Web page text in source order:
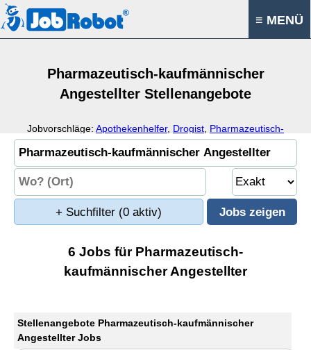
≡ MENÜ
Pharmazeutisch-kaufmännischer
Angestellter Stellenangebote
Jobvorschläge: Apothekenhelfer, Drogist Pharmazeutisch-
kaufmännischer Assistent,Pharmazie
+ Suchfilter (0 aktiv)
6 Jobs für Pharmazeutisch-
kaufmännischer Angestellter
Stellenangebote Pharmazeutisch-kaufmännischer
Angestellter Jobs